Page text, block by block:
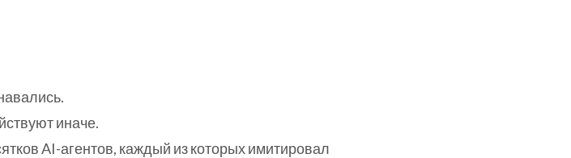
иначе.
AI-агентов, каждый из которых имитировал